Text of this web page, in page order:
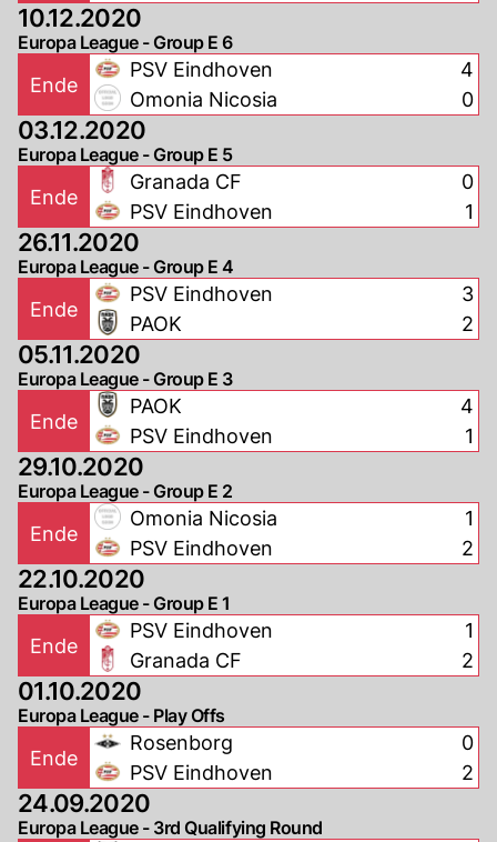
10.12.2020
Europa League - Group E 6
Ende
PSV Eindhoven
Omonia Nicosia
4
0
03.12.2020
Europa League - Group E 5
Ende
Granada CF
PSV Eindhoven
0
1
26.11.2020
Europa League - Group E 4
Ende
PSV Eindhoven
PAOK
3
2
05.11.2020
Europa League - Group E 3
Ende
PAOK
PSV Eindhoven
4
1
29.10.2020
Europa League - Group E 2
Ende
Omonia Nicosia
PSV Eindhoven
1
2
22.10.2020
Europa League - Group E 1
Ende
PSV Eindhoven
Granada CF
1
2
01.10.2020
Europa League - Play Offs
Ende
Rosenborg
PSV Eindhoven
0
2
24.09.2020
Europa League - 3rd Qualifying Round